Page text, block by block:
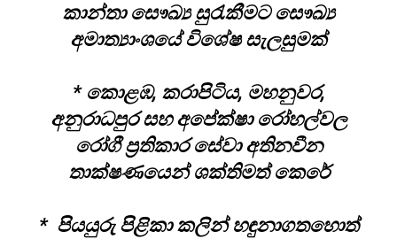
කාන්තා සෞඛ්‍ය සුරැකීමට සෞඛ්‍ය
අමාත්‍යාංශයේ විශේෂ සැලසුමක්
* කොළඹ, කරාපිටිය, මහනුවර,
අනුරාධපුර සහ අපේක්ෂා රෝහල්වල
රෝගී ප්‍රතිකාර සේවා අතිනවීන
තාක්ෂණයෙන් ශක්තිමත් කෙරේ
* පියයුරු පිළිකා කලින් හඳුනාගතහොත්